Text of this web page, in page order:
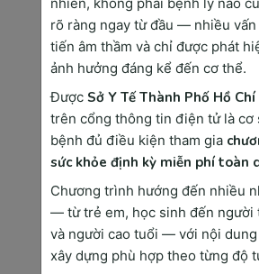
trong thai kỳ.
○
Thực hiện xét
nước tiểu để tầm
như thiếu máu,
viêm nhiễm.
●
Tuần 6 đến tuần 8:
○
Siêu âm kiểm tra
thai, phôi thai và
○
Đánh giá sự phát
của thai nhi, xác
đúng vị trí trong tử
rõ ràng ngay từ đầu — nhiều
tiến âm thầm và chỉ được phát
ảnh hưởng đáng kể đến cơ thể.
Được Sở Y Tế Thành Phố Hồ
trên cổng thông tin điện tử là cơ
bệnh đủ điều kiện tham gia
sức khỏe định kỳ miễn phí toàn
Chương trình hướng đến nhiều
— từ trẻ em, học sinh đến người
và người cao tuổi — với nội
xây dựng phù hợp theo từng độ